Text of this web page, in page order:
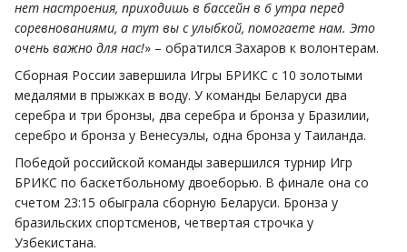
нет настроения, приходишь в бассейн в 6 утра перед
соревнованиями, а тут вы с улыбкой, помогаете нам. Это
очень важно для нас!» – обратился Захаров к волонтерам.
Сборная России завершила Игры БРИКС с 10 золотыми
медалями в прыжках в воду. У команды Беларуси два
серебра и три бронзы, два серебра и бронза у Бразилии,
серебро и бронза у Венесуэлы, одна бронза у Таиланда.
Победой российской команды завершился турнир Игр
БРИКС по баскетбольному двоеборью. В финале она со
счетом 23:15 обыграла сборную Беларуси. Бронза у
бразильских спортсменов, четвертая строчка у
Узбекистана.